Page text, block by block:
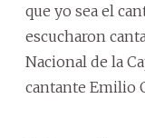
que yo sea el
escucharon
Nacional de la
cantante Emilio